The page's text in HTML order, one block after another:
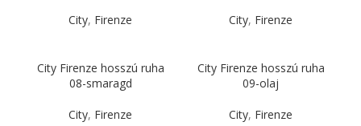
City, Firenze City, Firenze
City Firenze hosszú ruha
08-smaragd
City, Firenze
City Firenze hosszú ruha
09-olaj
City, Firenze